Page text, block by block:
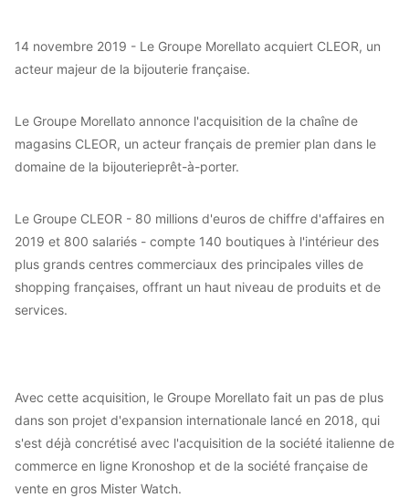
14 novembre 2019 - Le Groupe Morellato acquiert CLEOR, un
acteur majeur de la bijouterie française.
Le Groupe Morellato annonce l'acquisition de la chaîne de
magasins CLEOR, un acteur français de premier plan dans le
domaine de la bijouterieprêt-à-porter.
Le Groupe CLEOR - 80 millions d'euros de chiffre d'affaires en
2019 et 800 salariés - compte 140 boutiques à l'intérieur des
plus grands centres commerciaux des principales villes de
shopping françaises, offrant un haut niveau de produits et de
services.
Avec cette acquisition, le Groupe Morellato fait un pas de plus
dans son projet d'expansion internationale lancé en 2018, qui
s'est déjà concrétisé avec l'acquisition de la société italienne de
commerce en ligne Kronoshop et de la société française de
vente en gros Mister Watch.